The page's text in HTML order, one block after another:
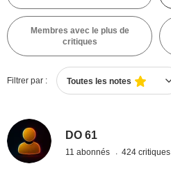
Membres avec le plus de
critiques
Filtrer par : Toutes les notes
DO 61
11 abonnés 424 critiques